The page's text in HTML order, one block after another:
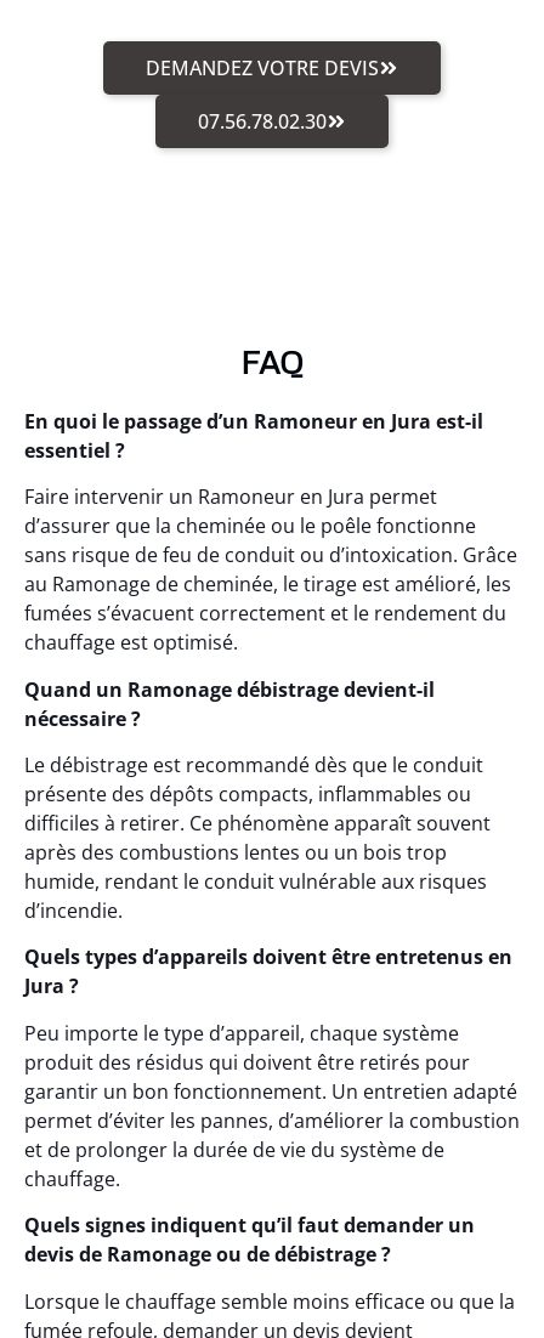
DEMANDEZ VOTRE DEVIS
07.56.78.02.30
FAQ
En quoi le passage d’un Ramoneur en Jura est-il
essentiel ?
Faire intervenir un Ramoneur en Jura permet
d’assurer que la cheminée ou le poêle fonctionne
sans risque de feu de conduit ou d’intoxication. Grâce
au Ramonage de cheminée, le tirage est amélioré, les
fumées s’évacuent correctement et le rendement du
chauffage est optimisé.
Quand un Ramonage débistrage devient-il
nécessaire ?
Le débistrage est recommandé dès que le conduit
présente des dépôts compacts, inflammables ou
difficiles à retirer. Ce phénomène apparaît souvent
après des combustions lentes ou un bois trop
humide, rendant le conduit vulnérable aux risques
d’incendie.
Quels types d’appareils doivent être entretenus en
Jura ?
Peu importe le type d’appareil, chaque système
produit des résidus qui doivent être retirés pour
garantir un bon fonctionnement. Un entretien adapté
permet d’éviter les pannes, d’améliorer la combustion
et de prolonger la durée de vie du système de
chauffage.
Quels signes indiquent qu’il faut demander un
devis de Ramonage ou de débistrage ?
Lorsque le chauffage semble moins efficace ou que la
fumée refoule, demander un devis devient